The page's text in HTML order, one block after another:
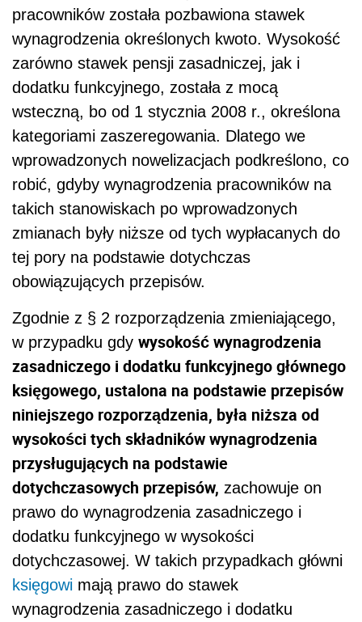
pracowników została pozbawiona stawek
wynagrodzenia określonych kwoto. Wysokość
zarówno stawek pensji zasadniczej, jak i
dodatku funkcyjnego, została z mocą
wsteczną, bo od 1 stycznia 2008 r., określona
kategoriami zaszeregowania. Dlatego we
wprowadzonych nowelizacjach podkreślono, co
robić, gdyby wynagrodzenia pracowników na
takich stanowiskach po wprowadzonych
zmianach były niższe od tych wypłacanych do
tej pory na podstawie dotychczas
obowiązujących przepisów.
Zgodnie z § 2 rozporządzenia zmieniającego,
w przypadku gdy wysokość wynagrodzenia
zasadniczego i dodatku funkcyjnego głównego
księgowego, ustalona na podstawie przepisów
niniejszego rozporządzenia, była niższa od
wysokości tych składników wynagrodzenia
przysługujących na podstawie
dotychczasowych przepisów, zachowuje on
prawo do wynagrodzenia zasadniczego i
dodatku funkcyjnego w wysokości
dotychczasowej. W takich przypadkach główni
księgowi mają prawo do stawek
wynagrodzenia zasadniczego i dodatku